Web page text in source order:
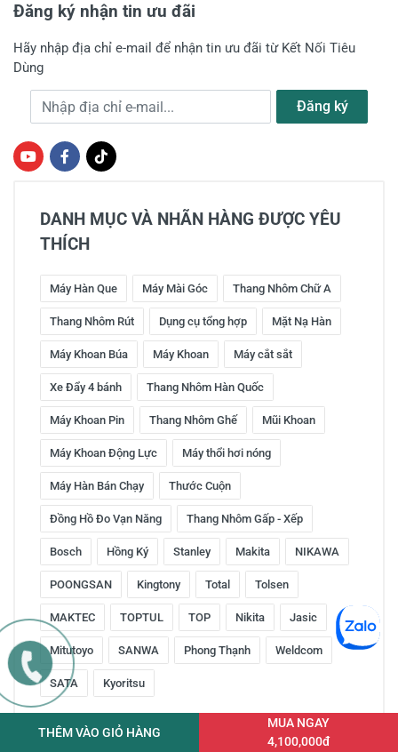
Đăng ký nhận tin ưu đãi
Hãy nhập địa chỉ e-mail để nhận tin ưu đãi từ Kết Nối Tiêu
Dùng
Địa chỉ e-mail Đăng ký
DANH MỤC VÀ NHÃN HÀNG ĐƯỢC YÊU
THÍCH
Máy Hàn Que Máy Mài Góc Thang Nhôm Chữ A
Thang Nhôm Rút Dụng cụ tổng hợp Mặt Nạ Hàn
Máy Khoan Búa Máy Khoan Máy cắt sắt
Xe Đẩy 4 bánh Thang Nhôm Hàn Quốc
Máy Khoan Pin Thang Nhôm Ghế Mũi Khoan
Máy Khoan Động Lực Máy thổi hơi nóng
Máy Hàn Bán Chạy Thước Cuộn
Đồng Hồ Đo Vạn Năng Thang Nhôm Gấp - Xếp
Bosch Hồng Ký Stanley Makita NIKAWA
POONGSAN Kingtony Total Tolsen
MAKTEC TOPTUL TOP Nikita Jasic
Mitutoyo SANWA Phong Thạnh Weldcom
SATA Kyoritsu
THÊM VÀO GIỎ HÀNG
MUA NGAY
4,100,000đ